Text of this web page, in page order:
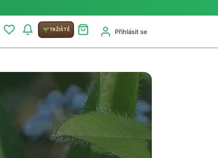
TRŽIŠTĚ Přihlásit se